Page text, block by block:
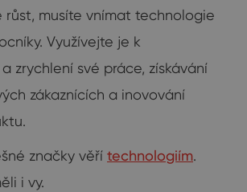
růst, musíte vnímat technologie
Využívejte je k
zrychlení své práce, získávání
zákaznících a inovování
značky věří technologiím.
i vy.